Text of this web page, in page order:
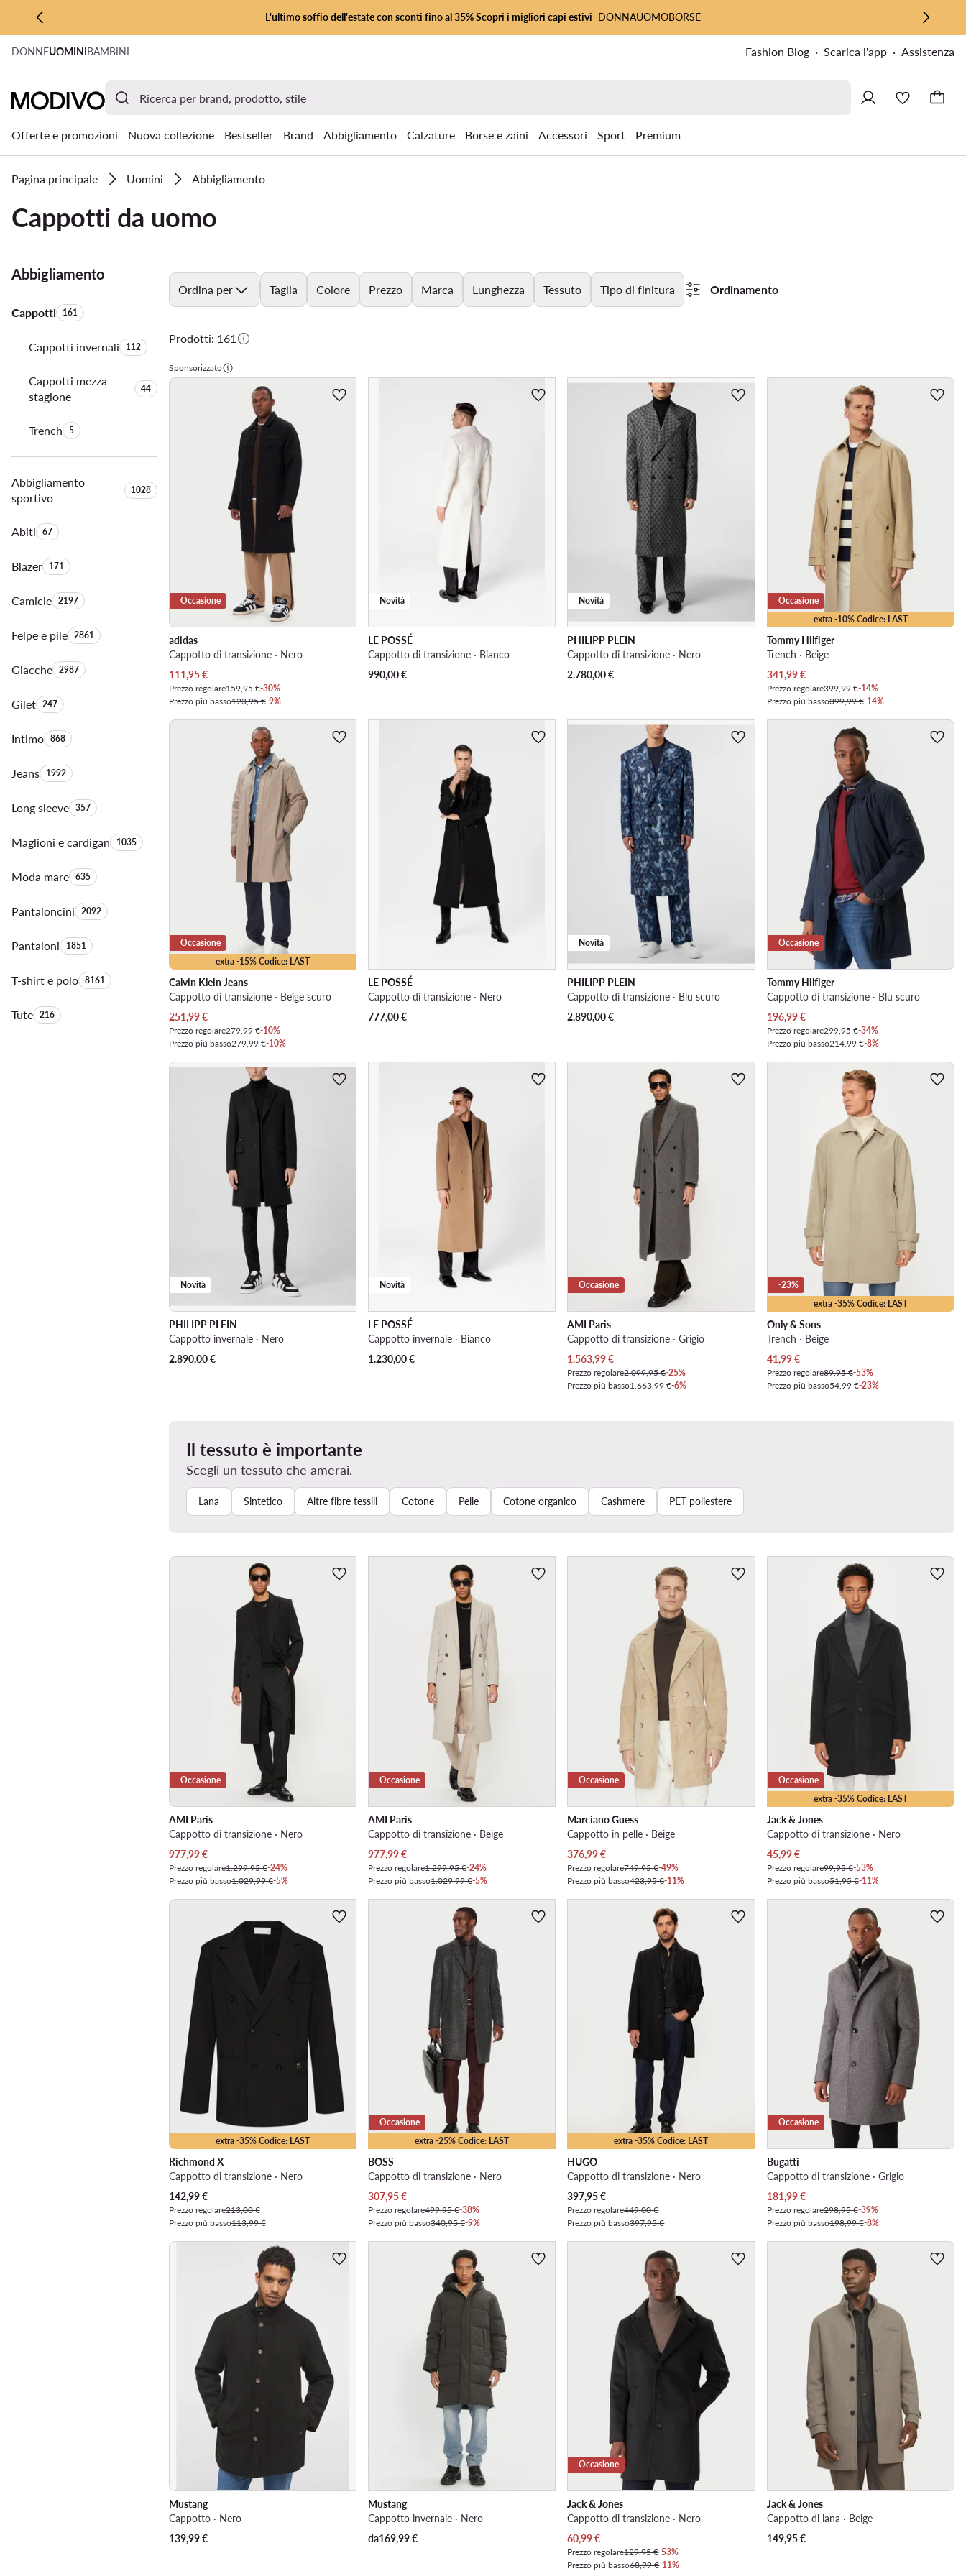
VAI AL CONTENUTO PRINCIPALE
VAI ALLA RICERCA
L'ultimo soffio dell'estate con sconti fino al 35% Scopri i migliori capi estivi DONNAUOMOBORSE
DONNEUOMINIBAMBINI Fashion Blog Scarica l'app Assistenza
Offerte e promozioni Nuova collezione Bestseller Brand Abbigliamento Calzature Borse e zaini Accessori Sport Premium
Pagina principale Uomini Abbigliamento
Cappotti da uomo
Abbigliamento
CappottiQuantità di prodotti:
161
Cappotti invernaliQuantità di prodotti:
112
Cappotti mezza
stagione
Quantità di prodotti:
44
TrenchQuantità di prodotti:
5
Abbigliamento
sportivo
Quantità di prodotti:
1028
AbitiQuantità di prodotti:
67
BlazerQuantità di prodotti:
171
CamicieQuantità di prodotti:
2197
Felpe e pileQuantità di prodotti:
2861
GiaccheQuantità di prodotti:
2987
GiletQuantità di prodotti:
247
IntimoQuantità di prodotti:
868
JeansQuantità di prodotti:
1992
Long sleeveQuantità di prodotti:
357
Maglioni e cardiganQuantità di prodotti:
1035
Moda mareQuantità di prodotti:
635
PantalonciniQuantità di prodotti:
2092
PantaloniQuantità di prodotti:
1851
T-shirt e poloQuantità di prodotti:
8161
TuteQuantità di prodotti:
216
Ordina per Taglia Colore Prezzo Marca Lunghezza Tessuto Tipo di finitura Ordinamento
Prodotti: 161
Sponsorizzato
Occasione
adidas
Cappotto di transizione · Nero
Prezzo attuale
111,95€
Prezzo regolare159,95 €-30%
Prezzo più basso123,95 €-9%
Novità
LE POSSÉ
Cappotto di transizione · Bianco
990,00€
Novità
PHILIPP PLEIN
Cappotto di transizione · Nero
2.780,00€
extra -10% Codice: LAST
Occasione
Tommy Hilfiger
Trench · Beige
Prezzo attuale
341,99€
Prezzo regolare399,99 €-14%
Prezzo più basso399,99 €-14%
extra -15% Codice: LAST
Occasione
Calvin Klein Jeans
Cappotto di transizione · Beige scuro
Prezzo attuale
251,99€
Prezzo regolare279,99 €-10%
Prezzo più basso279,99 €-10%
LE POSSÉ
Cappotto di transizione · Nero
777,00€
Novità
PHILIPP PLEIN
Cappotto di transizione · Blu scuro
2.890,00€
Occasione
Tommy Hilfiger
Cappotto di transizione · Blu scuro
Prezzo attuale
196,99€
Prezzo regolare299,95 €-34%
Prezzo più basso214,99 €-8%
Novità
PHILIPP PLEIN
Cappotto invernale · Nero
2.890,00€
Novità
LE POSSÉ
Cappotto invernale · Bianco
1.230,00€
Occasione
AMI Paris
Cappotto di transizione · Grigio
Prezzo attuale
1.563,99€
Prezzo regolare2.099,95 €-25%
Prezzo più basso1.663,99 €-6%
extra -35% Codice: LAST
-23%
Only & Sons
Trench · Beige
Prezzo attuale
41,99€
Prezzo regolare89,95 €-53%
Prezzo più basso54,99 €-23%
Il tessuto è importante
Scegli un tessuto che amerai.
Lana Sintetico Altre fibre tessili Cotone Pelle Cotone organico Cashmere PET poliestere
Occasione
AMI Paris
Cappotto di transizione · Nero
Prezzo attuale
977,99€
Prezzo regolare1.299,95 €-24%
Prezzo più basso1.029,99 €-5%
Occasione
AMI Paris
Cappotto di transizione · Beige
Prezzo attuale
977,99€
Prezzo regolare1.299,95 €-24%
Prezzo più basso1.029,99 €-5%
Occasione
Marciano Guess
Cappotto in pelle · Beige
Prezzo attuale
376,99€
Prezzo regolare749,95 €-49%
Prezzo più basso423,95 €-11%
extra -35% Codice: LAST
Occasione
Jack & Jones
Cappotto di transizione · Nero
Prezzo attuale
45,99€
Prezzo regolare99,95 €-53%
Prezzo più basso51,95 €-11%
extra -35% Codice: LAST
Richmond X
Cappotto di transizione · Nero
Prezzo attuale
142,99€
Prezzo regolare213,00 €
Prezzo più basso113,99 €
extra -25% Codice: LAST
Occasione
BOSS
Cappotto di transizione · Nero
Prezzo attuale
307,95€
Prezzo regolare499,95 €-38%
Prezzo più basso340,95 €-9%
extra -35% Codice: LAST
HUGO
Cappotto di transizione · Nero
Prezzo attuale
397,95€
Prezzo regolare449,00 €
Prezzo più basso397,95 €
Occasione
Bugatti
Cappotto di transizione · Grigio
Prezzo attuale
181,99€
Prezzo regolare298,95 €-39%
Prezzo più basso198,99 €-8%
Mustang
Cappotto · Nero
139,99€
Mustang
Cappotto invernale · Nero
da169,99€
Occasione
Jack & Jones
Cappotto di transizione · Nero
Prezzo attuale
60,99€
Prezzo regolare129,95 €-53%
Prezzo più basso68,99 €-11%
Jack & Jones
Cappotto di lana · Beige
149,95€